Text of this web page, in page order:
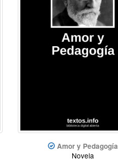
Amor y Pedagogía
Novela